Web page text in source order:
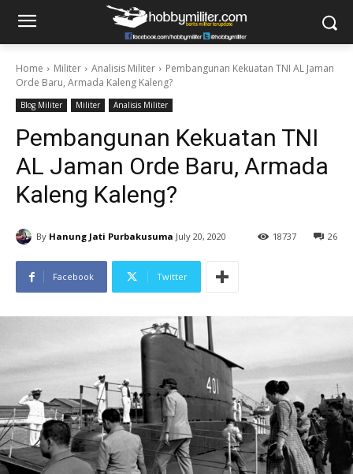
Home Militer Analisis Militer
Pembangunan Kekuatan TNI AL Jaman
Orde Baru, Armada Kaleng Kaleng?
Blog Militer Militer Analisis Militer
Pembangunan Kekuatan TNI
AL Jaman Orde Baru, Armada
Kaleng Kaleng?
By Hanung Jati Purbakusuma July 20, 2020 26
18737
Facebook Twitter